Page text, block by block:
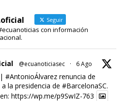
Seguir
con información
@ecuanoticiasec · 6 Ago
| #AntonioÁlvarezrenuncia de
la presidencia de #BarcelonaSC.
https://wp.me/p9SwIZ-763